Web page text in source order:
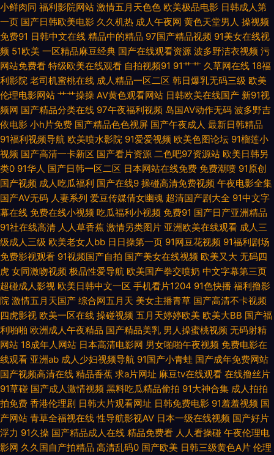
91涩情 99超碰人 91在线免费版 97超碰天天干 海角社区91人妻 久久草六月
黑丝91网站 美国色伦a片 青娱乐最新地址 午夜剧场看A片 www麻豆传 超碰
人妻av 福利社午夜福利 久久只这里有精品 91视频免费播放 91社区成人在线
99福利电影 av大全观看网址 国产精品乱 欧美国际黄色 91夫妻交换视频 俺
来也图片91 免费成人福利 熟妇ea87av 91爱爱视频 91麻豆萝莉熟女 欧美变
态综合 91副利社 auv28少妇 91无码青久 91国产综合视频 伊人成人网电影
91在线网页视频 操逼导航 成人国产色综合 东京热久久AV 抖阴免费网页 超碰
免费人人 99热只有 草草视频 国产久草免视频 人人操人人爽 91路C 欧美H版
91精品网 伊人影院9998 日韩性爱导航 91视频精品 超碰97福利 国产成人αⅴ
福利社淫乱网 九一视频在看 三级专区 亚洲成人在线播放 91论坛网址 91探花
视频 97视频福利 97美女在线视频 成人香蕉在线播放 黄色色情网站 久草首页
国产 免费操少妇 在线资源a 俺去也影视 成人6666 国产女a 激情五月天色色
欧美色色综合图片 色亭亭福利导航 午夜影院307 91华人 成人午夜福利影院
欧美日韩啪啪 欧洲午夜福利片 色先锋AVAV 亚洲潮喷在线播放 91传媒学生妹
91人妻国产 肏屄网站麻豆 国产自拍第六页 日韩在线第47页 超碰有码在线 大
小鲜肉同 福利影院网站 激情五月天色色 欧美极品电影 日韩成人第
一页 国产日韩欧美电影 久久机热 成人午夜网 黄色天堂男人 操视频
免费91 日韩中文在线 精品中的精品 97国产精品视频 91美女在线视
频 51欧美 一区精品麻豆经典 国产在线观看资源 波多野洁衣视频 污
网站免费看 特级欧美在线观看 自拍视频91 91艹艹 久草网在线 18福
利影院 老司机蜜桃在线 成人精品一区二区 韩日爆乳无码三级 欧美
伦理电影网站 艹艹操操 AV黄色观看网站 日韩欧美在线国产 新91视
频网 国产精品分类在线 97午夜福利视频 岛国AV动作无码 波多野吉
依电影 小h片免费 国产精品色色视屏 国产午夜成人 最新日韩精品
91福利视频导航 欧美喷水影院 91爱爱视频 欧美色图论坛 91榴莲小
视频 国产高清一卡新区 国产看片资源 二色吧97资源站 欧美日韩另
类0 91华人 国产日韩一区二区 日本网站在线免费 免费潮喷 91原创
国产视频 成人吃瓜福利 国产在线9 操碰高清免费视频 午夜电影全集
国产AV无码 人妻系列 爱豆传媒倩女幽魂 超清国产剧大全 91中文字
幕在线 免费在线小视频 吃瓜福利小视频 免费91 国产日产亚洲精品
91社在线高清 人人草香蕉 激情另类图片 亚洲欧美在线观看 成人三
级成人三级 欧美老女人bb 日日操第一页 91网豆花视频 91福利剧场
免费影视观看 91视频国产自拍 国产美女在线视频 欧美又大 无码四
虎 女同激吻视频 极品性爱导航 欧美国产拳交喷奶 中文字幕第三页
超碰成人影视 欧美日韩中文一区 手机看片1204 91色快播 福利撸影
院 激情五月天国产 综合网五月天 美女主播青草 国产高清不卡视频
四虎影视 欧美一区在线 操碰视频 五月天婷婷欧美 欧美大BB 国产福
利啪啪 欧洲成人午夜精品 国产精品美乳 男人操蜜桃视频 无码射精
网站 18成年人网站 日本高清电影网 男女啪啪午夜视频 免费电影在
线观看 亚洲ab 成人少妇视频导航 91国产小青蛙 国产成年免费网站
国产视频高清在线 精品香蕉 求a片网址 麻豆tv在线观看 在线撸丝片
91草碰 国产成人激情视频 黑料吃瓜精品偷拍 91大神合集 成人拍拍
拍免费 香港伦理剧 日韩大片观看网址 日韩免费电影 91羞羞视频 国
产网站 青草全福视在线 性导航影视AV 日本一级在线视频 国产好片
浮力 91久操 国产精品成人在线 精品免费看 人人看操碰 午夜伦理电
影网 久久国自产拍精品 高清乱码0 国产欧美 日韩三级黄色A片 伦理